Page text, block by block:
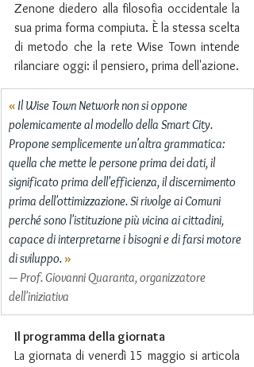
Zenone diedero alla filosofia occidentale la
sua prima forma compiuta. È la stessa scelta
di metodo che la rete Wise Town intende
rilanciare oggi: il pensiero, prima dell'azione.
« Il Wise Town Network non si oppone
polemicamente al modello della Smart City.
Propone semplicemente un'altra grammatica:
quella che mette le persone prima dei dati, il
significato prima dell'efficienza, il discernimento
prima dell'ottimizzazione. Si rivolge ai Comuni
perché sono l'istituzione più vicina ai cittadini,
capace di interpretarne i bisogni e di farsi motore
di sviluppo. »
— Prof. Giovanni Quaranta, organizzatore
dell'iniziativa
Il programma della giornata
La giornata di venerdì 15 maggio si articola